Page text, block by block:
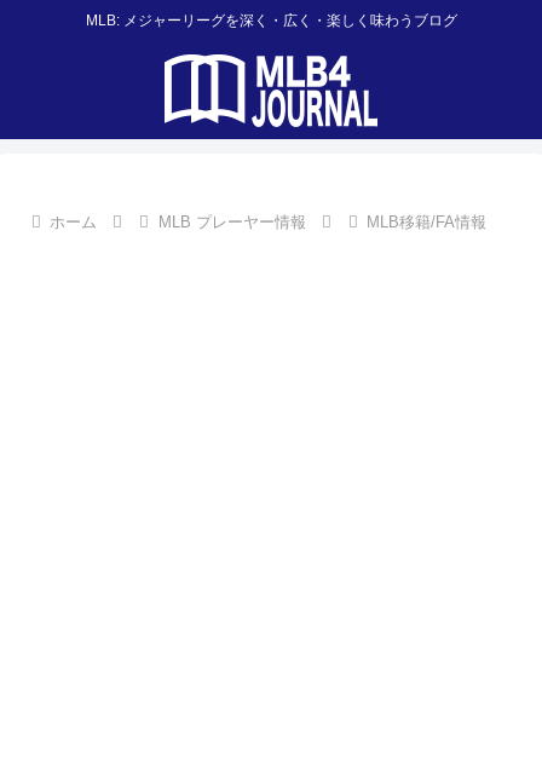
MLB: メジャーリーグを深く・広く・楽しく味わうブログ
ホーム MLB プレーヤー情報 MLB移籍/FA情報